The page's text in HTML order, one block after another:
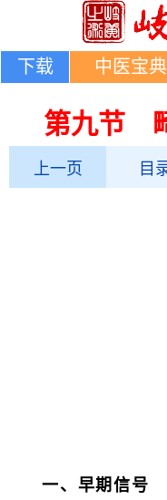
下载 中医宝典
第九节
上一页 目
一、早期信号